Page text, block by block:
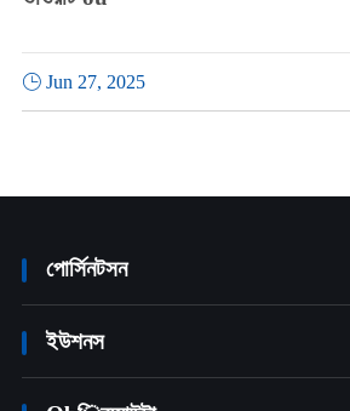
Jun 27, 2025
পোর্সিনটসন
ইউশনস